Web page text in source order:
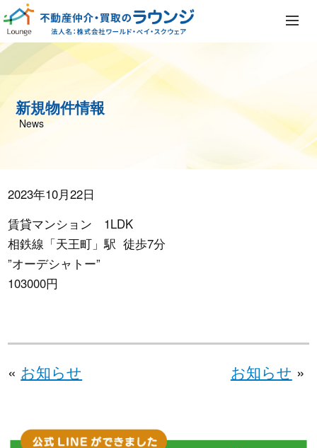
新規物件情報
News
2023年10月22日
賃貸マンション 1LDK
相鉄線「天王町」駅 徒歩7分
”オーデシャトー”
103000円
« お知らせ お知らせ »